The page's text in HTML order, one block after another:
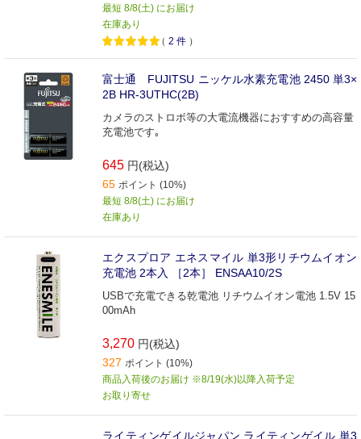
最短 8/8(土) にお届け
在庫あり
（ 2 件 ）
富士通 FUJITSU ニッケル水素充電池 2450 単3×
2B HR-3UTHC(2B)
カメラのストロボ等の大電流機器におすすめの高容量
充電池です｡
645 円(税込)
65 ポイント (10%)
最短 8/8(土) にお届け
在庫あり
エクスプロア エネスマイル 単3形リチウムイオン
充電池 2本入 ［2本］ ENSAA10/2S
USBで充電できる乾電池 リチウムイオン電池 1.5V 15
00mAh
3,270 円(税込)
327 ポイント (10%)
商品入荷後のお届け ※8/19(水)以降入荷予定
お取り寄せ
ライティンゲイルジャパン ライティンゲイル 単3